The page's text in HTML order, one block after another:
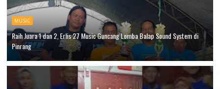
MUSIC
Raih Juara 1 dan 2, Erlis 27 Music Guncang Lomba Balap Sound System di
Pinrang